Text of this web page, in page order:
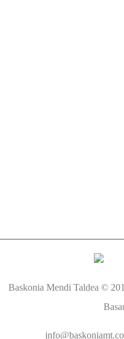
Baskonia Mendi Taldea ©